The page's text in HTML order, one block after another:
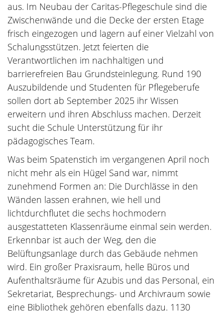
aus. Im Neubau der Caritas-Pflegeschule sind die
Zwischenwände und die Decke der ersten Etage
frisch eingezogen und lagern auf einer Vielzahl von
Schalungsstützen. Jetzt feierten die
Verantwortlichen im nachhaltigen und
barrierefreien Bau Grundsteinlegung. Rund 190
Auszubildende und Studenten für Pflegeberufe
sollen dort ab September 2025 ihr Wissen
erweitern und ihren Abschluss machen. Derzeit
sucht die Schule Unterstützung für ihr
pädagogisches Team.
Was beim Spatenstich im vergangenen April noch
nicht mehr als ein Hügel Sand war, nimmt
zunehmend Formen an: Die Durchlässe in den
Wänden lassen erahnen, wie hell und
lichtdurchflutet die sechs hochmodern
ausgestatteten Klassenräume einmal sein werden.
Erkennbar ist auch der Weg, den die
Belüftungsanlage durch das Gebäude nehmen
wird. Ein großer Praxisraum, helle Büros und
Aufenthaltsräume für Azubis und das Personal, ein
Sekretariat, Besprechungs- und Archivraum sowie
eine Bibliothek gehören ebenfalls dazu. 1130